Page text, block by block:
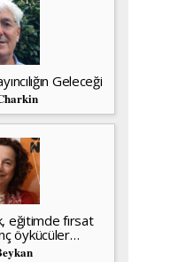
Geleceği
eğitimde fırsat
öykücüler…